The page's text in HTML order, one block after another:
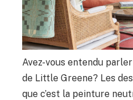
Avez-vous entendu
de Little Greene? Les
que c’est la peinture